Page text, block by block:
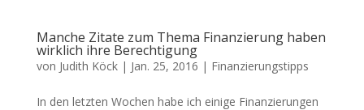
Manche Zitate zum Thema Finanzierung haben
wirklich ihre Berechtigung
von Judith Köck| Jan. 25, 2016 | Finanzierungstipps
In den letzten Wochen habe ich einige Finanzierungen